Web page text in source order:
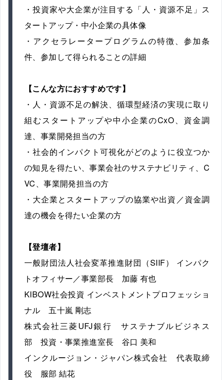
・投資家や大企業が注目する「人・資源不足」ス
タートアップ・中小企業の具体像
・アクセラレータープログラムの特徴、参加条
件、参加して得られることの詳細
【こんな方におすすめです】
・人・資源不足の解決、循環型経済の実現に取り
組むスタートアップや中小企業のCxO、資金調
達、事業開発担当の方
・社会的インパクト可視化がどのように役立つか
の知見を得たい、事業会社のサステナビリティ、C
VC、事業開発担当の方
・大企業とスタートアップの協業や出資／資金調
達の機会を得たい企業の方
【登壇者】
一般財団法人社会変革推進財団（SIIF） インパク
トオフィサー／事業部長 加藤 有也
KIBOW社会投資 インベストメントプロフェッショ
ナル 五十嵐 剛志
株式会社三菱UFJ銀行 サステナブルビジネス
部 投資・事業推進室長 谷口 美和
インクルージョン・ジャパン株式会社 代表取締
役 服部 結花